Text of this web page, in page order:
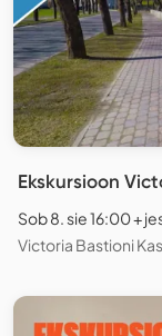
Ekskursioon
Sob 8. sie 16:00 +
Victoria Bastioni